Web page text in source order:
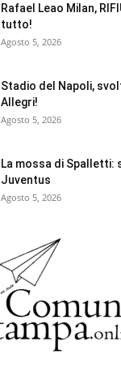
Rafael Leao Milan,
tutto!
Agosto 5, 2026
Stadio del Napoli,
Allegri!
Agosto 5, 2026
La mossa di
Juventus
Agosto 5, 2026